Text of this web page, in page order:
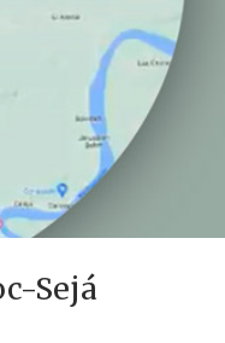
Sejá